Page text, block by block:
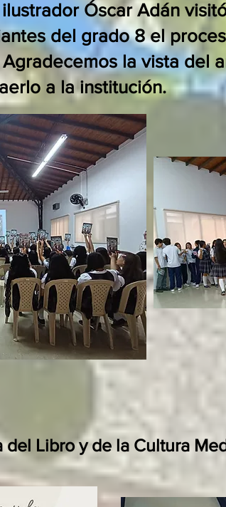
Óscar Adán
del grado 8 el
Agradecemos la vista del
a la institución.
del Libro y de la Cultura